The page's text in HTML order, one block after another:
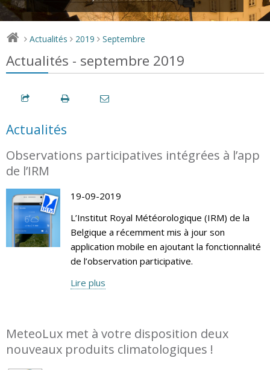
> Actualités > 2019 > Septembre
Actualités - septembre 2019
Actualités
Observations participatives intégrées à l’app
de l’IRM
19-09-2019
L’Institut Royal Météorologique (IRM) de la
Belgique a récemment mis à jour son
application mobile en ajoutant la fonctionnalité
de l’observation participative.
Lire plus
MeteoLux met à votre disposition deux
nouveaux produits climatologiques !